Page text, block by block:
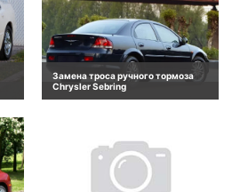
Замена троса ручного тормоза
Chrysler Sebring